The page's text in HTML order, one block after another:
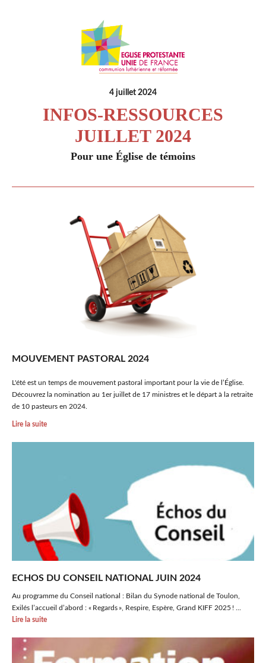
4 juillet 2024
INFOS-RESSOURCES
JUILLET 2024
Pour une Église de témoins
MOUVEMENT PASTORAL 2024
L'été est un temps de mouvement pastoral important pour la vie de l’Église.
Découvrez la nomination au 1er juillet de 17 ministres et le départ à la retraite
de 10 pasteurs en 2024.
Lire la suite
ECHOS DU CONSEIL NATIONAL JUIN 2024
Au programme du Conseil national : Bilan du Synode national de Toulon,
Exilés l’accueil d’abord : « Regards », Respire, Espère, Grand KIFF 2025 ! ...
Lire la suite